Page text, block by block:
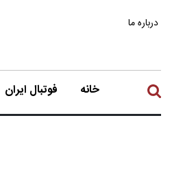
درباره ما
خانه فوتبال ایران